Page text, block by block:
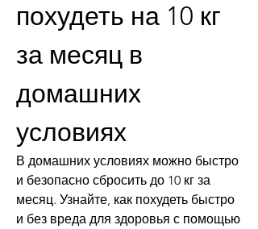
похудеть на 10 кг
за месяц в
домашних
условиях
В домашних условиях можно быстро
и безопасно сбросить до 10 кг за
месяц. Узнайте, как похудеть быстро
и без вреда для здоровья с помощью